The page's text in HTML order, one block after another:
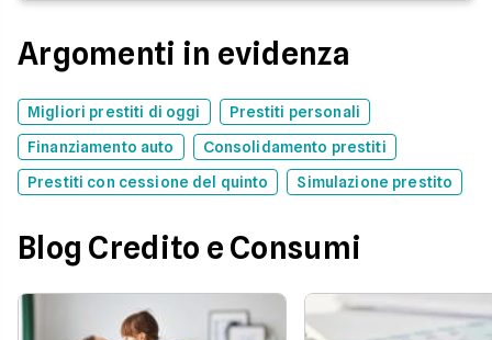
Argomenti in evidenza
Migliori prestiti di oggi
Prestiti personali
Finanziamento auto
Consolidamento prestiti
Prestiti con cessione del quinto
Simulazione prestito
Blog Credito e Consumi